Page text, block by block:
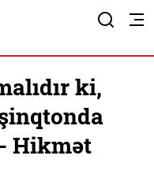
ki,
Hikmət